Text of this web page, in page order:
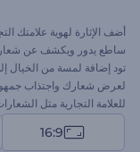
أضف الإثارة لهوية علامتك
ساطع يدور ويكشف عن شعارك
تود إضافة لمسة من الخيال
لعرض شعارك واجتذاب
للعلامة التجارية مثل
16:9